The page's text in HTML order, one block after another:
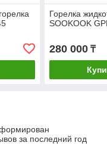
Горелка
SOOKOOK
280 000₸
за последний год